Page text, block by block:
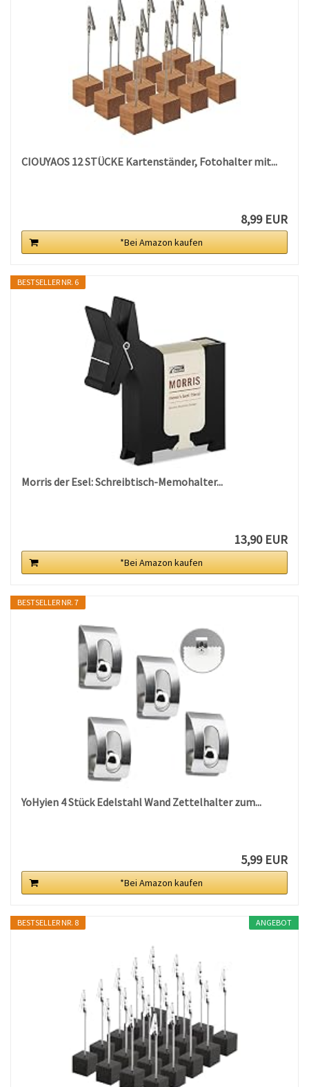
CIOUYAOS 12 STÜCKE Kartenständer, Fotohalter mit...
8,99 EUR
*Bei Amazon kaufen
BESTSELLER NR. 6
Morris der Esel: Schreibtisch-Memohalter...
13,90 EUR
*Bei Amazon kaufen
BESTSELLER NR. 7
YoHyien 4 Stück Edelstahl Wand Zettelhalter zum...
5,99 EUR
*Bei Amazon kaufen
ANGEBOT
BESTSELLER NR. 8